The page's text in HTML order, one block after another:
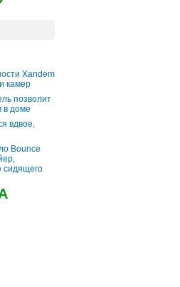
Xandem
камер
позволит
в доме
вдвое,
Bounce
сидящего